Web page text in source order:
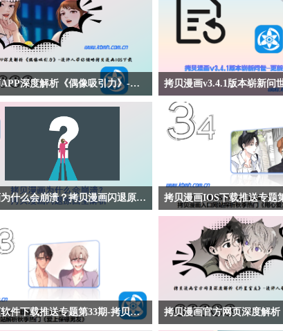
拷贝漫画APP深度解析《偶像吸引力》-漫评人带你领略拷贝漫画IOS下载
APP深度解析《偶像吸引力》-漫评人带
漫画IOS下载】拷贝漫画APP深度解析
画《偶像吸引力》讲述前偶像歌手世勋
软件上被一位少女吸引，由此引发对过
深刻思考。作品细腻描绘中年人的内心
梦想、责任与心动的边界。
【拷贝漫画v3.4.1版本崭新问世-
志】拷贝漫画v3.4.1新版发布！
错位，订阅同步支持合并或覆盖
件大小排序，优化旧系统图片搜
画APP官方版下载后即可体验更
功能。拷贝漫画下载请认准官
新的漫画阅读工具。
拷贝漫画为什么会崩溃？拷贝漫画闪退原因全解析
为什么会崩溃？拷贝漫画闪退原因全解
画崩溃闪退的原因分析及解决方法，从
、设备资源、网络异常和缓存冲突四个
解。免费漫画用户必看，帮助快速定位
顺畅阅读。
【拷贝漫画IOS下载推送专题第
网站探析秋季热门《用心爱》】
探析都市爱情漫画《用心爱》讲
对象求婚失败后，在醉酒意外中
的甜蜜故事。这部作品细腻描绘
的心路历程，温暖治愈，值得期
拷贝漫画软件下载推送专题第33期-拷贝漫画入口网站解析秋季热门《爱上保镖男友》